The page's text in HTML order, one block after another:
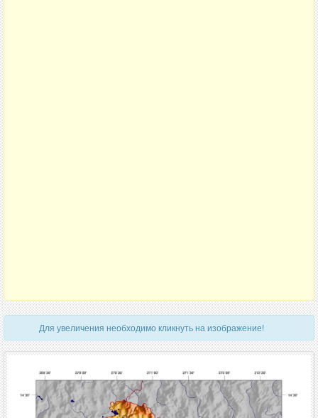
Для увеличения необходимо кликнуть на изображение!